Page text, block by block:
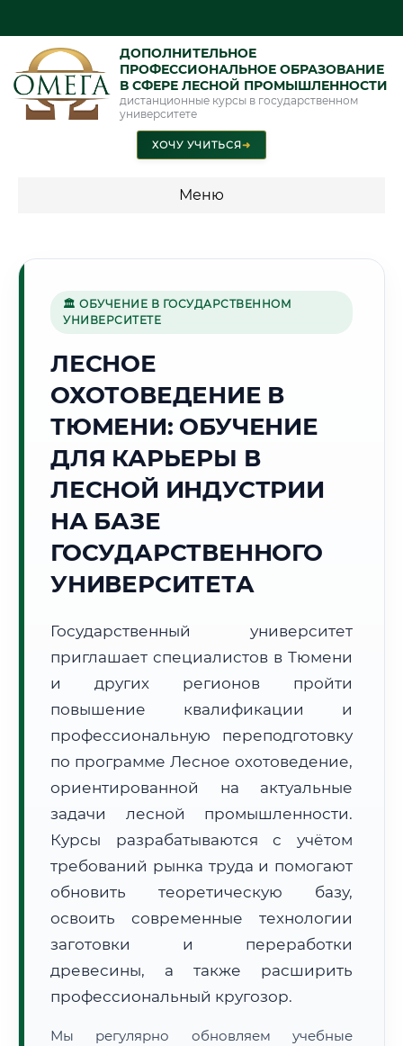
ДОПОЛНИТЕЛЬНОЕ
ПРОФЕССИОНАЛЬНОЕ ОБРАЗОВАНИЕ
В СФЕРЕ ЛЕСНОЙ ПРОМЫШЛЕННОСТИ
дистанционные курсы в государственном
университете
ХОЧУ УЧИТЬСЯ➜
Меню
промышленность"
Г. ТЮМЕНЬ
Точное местное время:
10:27:05
Пятница, 7 Августа
2026 г.
🌅 Восход:04:47 🌇 Закат: 20:39
Световой день: 15 ч. 52 мин.
📍 Региональная справка г. Тюмень
Субъект:
Тюменская область
Тел. код:
+7 (3452)
Почтовые индексы:
625000–625999
Часовой пояс:
МСК+2 (UTC+5)
Формат учебы:
Дистанционно
Расчет логистики оригиналов:
• Экспресс-доставка СДЭК / Почтой:2–3 рабочих дня
🏛 ОБУЧЕНИЕ В ГОСУДАРСТВЕННОМ
УНИВЕРСИТЕТЕ
ЛЕСНОЕ
ОХОТОВЕДЕНИЕ В
ТЮМЕНИ: ОБУЧЕНИЕ
ДЛЯ КАРЬЕРЫ В
ЛЕСНОЙ ИНДУСТРИИ
НА БАЗЕ
ГОСУДАРСТВЕННОГО
УНИВЕРСИТЕТА
Государственный университет
приглашает специалистов в Тюмени
и других регионов пройти
повышение квалификации и
профессиональную переподготовку
по программе Лесное охотоведение,
ориентированной на актуальные
задачи лесной промышленности.
Курсы разрабатываются с учётом
требований рынка труда и помогают
обновить теоретическую базу,
освоить современные технологии
заготовки и переработки
древесины, а также расширить
профессиональный кругозор.
Мы регулярно обновляем учебные